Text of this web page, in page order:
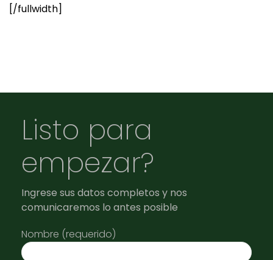
[/fullwidth]
Listo para
empezar?
Ingrese sus datos completos y nos
comunicaremos lo antes posible
Nombre (requerido)